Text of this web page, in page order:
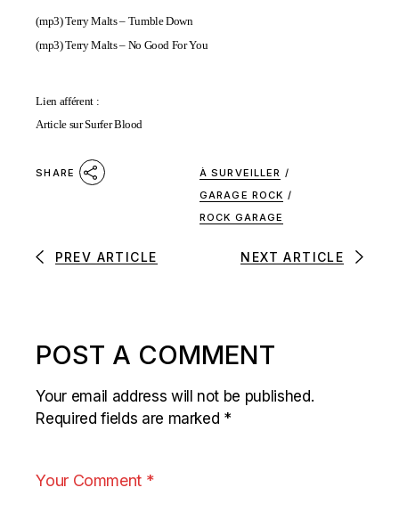
(mp3)Terry Malts – Tumble Down
(mp3)Terry Malts – No Good For You
Lien afférent :
Article sur Surfer Blood
SHARE À SURVEILLER /
GARAGE ROCK /
ROCK GARAGE
PREV ARTICLE NEXT ARTICLE
POST A COMMENT
Your email address will not be published.
Required fields are marked *